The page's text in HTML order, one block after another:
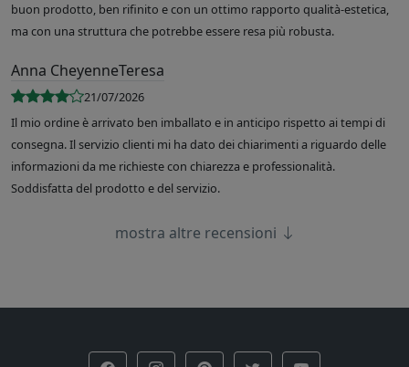
buon prodotto, ben rifinito e con un ottimo rapporto qualità-estetica,
ma con una struttura che potrebbe essere resa più robusta.
Anna CheyenneTeresa
21/07/2026
Il mio ordine è arrivato ben imballato e in anticipo rispetto ai tempi di
consegna. Il servizio clienti mi ha dato dei chiarimenti a riguardo delle
informazioni da me richieste con chiarezza e professionalità.
Soddisfatta del prodotto e del servizio.
mostra altre recensioni